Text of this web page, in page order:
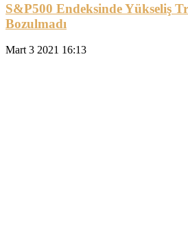
S&P500 Endeksinde Yükseliş
Bozulmadı
Mart 3 2021 16:13